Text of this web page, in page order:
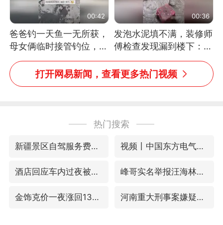
00:42
爸爸钓一天鱼一无所获，
母女俩临时接管钓位，用
玩具鱼竿钓上大鱼
00:36
发泡水泥填不满，装修师
傅检查发现漏到楼下：出
风口未延伸到外墙
打开网易新闻，查看更多热门视频
热门搜索
新疆景区自驾服务费改为按车收费 视频丨中国东方电气集团原党组副书记、董事宋致远被查
酒店回应车内过夜被收150元 峰哥实名举报汪海林偷税漏税
金饰克价一夜涨回1300元 河南重大刑事案嫌疑人落网